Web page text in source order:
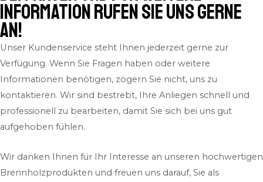
Information rufen Sie uns gerne
an!
Unser Kundenservice steht Ihnen jederzeit gerne zur
Verfügung. Wenn Sie Fragen haben oder weitere
Informationen benötigen, zögern Sie nicht, uns zu
kontaktieren. Wir sind bestrebt, Ihre Anliegen schnell und
professionell zu bearbeiten, damit Sie sich bei uns gut
aufgehoben fühlen.
Wir danken Ihnen für Ihr Interesse an unseren hochwertigen
Brennholzprodukten und freuen uns darauf, Sie als